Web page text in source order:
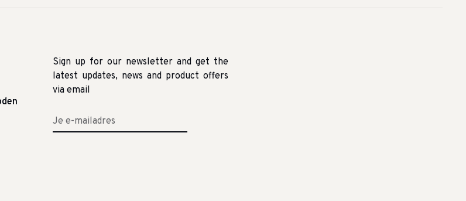
Sign up for our newsletter and get the
latest updates, news and product offers
via email